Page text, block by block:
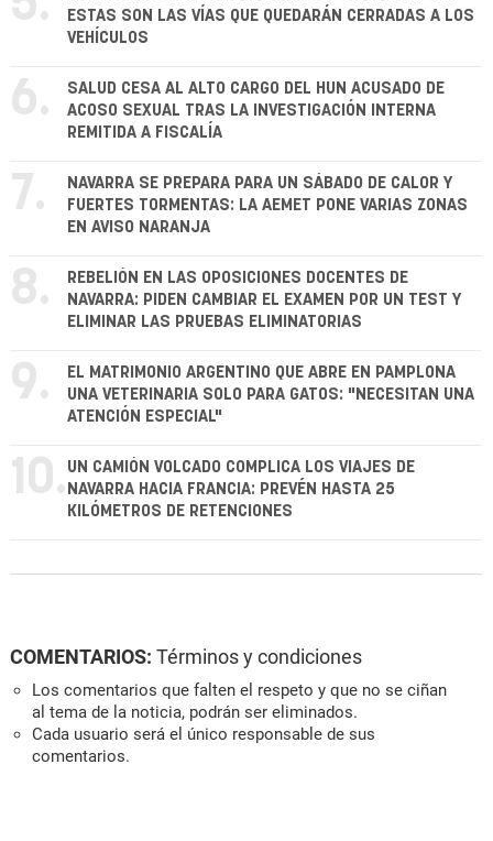
ESTAS SON LAS VÍAS QUE QUEDARÁN CERRADAS A LOS
VEHÍCULOS
6.
SALUD CESA AL ALTO CARGO DEL HUN ACUSADO DE
ACOSO SEXUAL TRAS LA INVESTIGACIÓN INTERNA
REMITIDA A FISCALÍA
7.
NAVARRA SE PREPARA PARA UN SÁBADO DE CALOR Y
FUERTES TORMENTAS: LA AEMET PONE VARIAS ZONAS
EN AVISO NARANJA
8.
REBELIÓN EN LAS OPOSICIONES DOCENTES DE
NAVARRA: PIDEN CAMBIAR EL EXAMEN POR UN TEST Y
ELIMINAR LAS PRUEBAS ELIMINATORIAS
9.
EL MATRIMONIO ARGENTINO QUE ABRE EN PAMPLONA
UNA VETERINARIA SOLO PARA GATOS: "NECESITAN UNA
ATENCIÓN ESPECIAL"
10. UN CAMIÓN VOLCADO COMPLICA LOS VIAJES DE
NAVARRA HACIA FRANCIA: PREVÉN HASTA 25
KILÓMETROS DE RETENCIONES
COMENTARIOS: Términos y condiciones
Los comentarios que falten el respeto y que no se ciñan
al tema de la noticia, podrán ser eliminados.
Cada usuario será el único responsable de sus
comentarios.